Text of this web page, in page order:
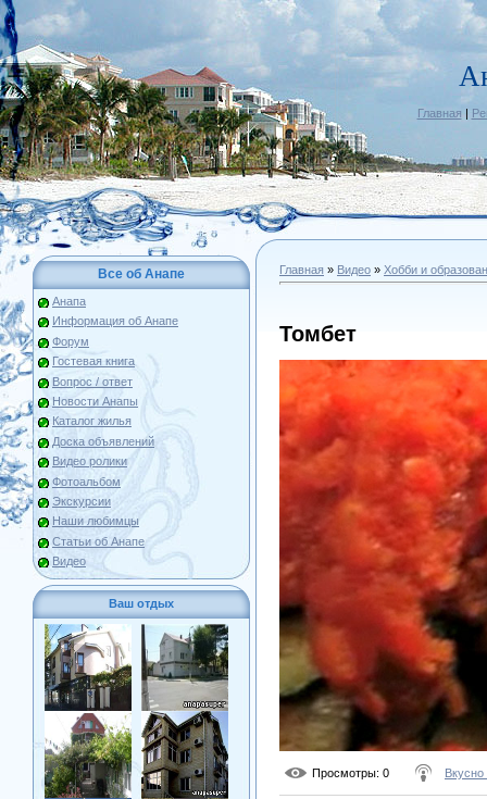
Главная |
Все об Анапе
Анапа
Информация об Анапе
Форум
Гостевая книга
Вопрос / ответ
Новости Анапы
Каталог жилья
Доска объявлений
Видео ролики
Фотоальбом
Экскурсии
Наши любимцы
Статьи об Анапе
Видео
Ваш отдых
Главная » Видео » Хобби и
Томбет
Просмотры: 0